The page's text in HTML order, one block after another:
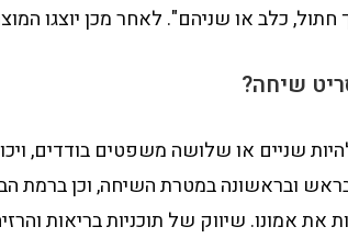
כלב או שניהם". לאחר מכן יוצגו
שיחה?
שניים או שלושה משפטים בודדים,
ובראשונה במטרת השיחה, וכן ברמת
את אמונו. שיווק של תוכניות בריאות